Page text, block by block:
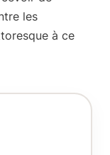
les
à ce